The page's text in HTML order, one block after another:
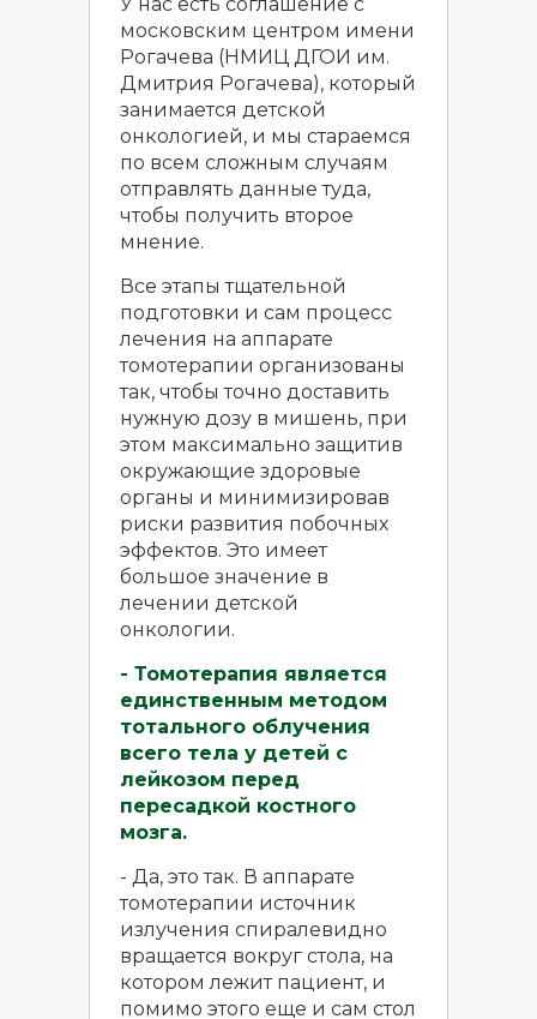
У нас есть соглашение с
московским центром имени
Рогачева (НМИЦ ДГОИ им.
Дмитрия Рогачева), который
занимается детской
онкологией, и мы стараемся
по всем сложным случаям
отправлять данные туда,
чтобы получить второе
мнение.
Все этапы тщательной
подготовки и сам процесс
лечения на аппарате
томотерапии организованы
так, чтобы точно доставить
нужную дозу в мишень, при
этом максимально защитив
окружающие здоровые
органы и минимизировав
риски развития побочных
эффектов. Это имеет
большое значение в
лечении детской
онкологии.
- Томотерапия является
единственным методом
тотального облучения
всего тела у детей с
лейкозом перед
пересадкой костного
мозга.
- Да, это так. В аппарате
томотерапии источник
излучения спиралевидно
вращается вокруг стола, на
котором лежит пациент, и
помимо этого еще и сам стол